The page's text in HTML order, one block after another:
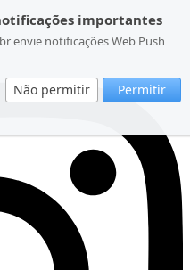
importantes
envie notificações Web Push
Não permitir Permitir